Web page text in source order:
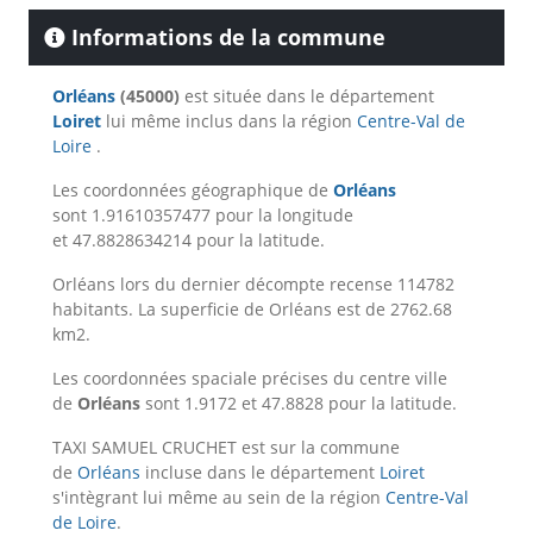
Informations de la commune
Orléans (45000) est située dans le département
Loiret lui même inclus dans la région Centre-Val de
Loire .
Les coordonnées géographique de Orléans
sont 1.91610357477 pour la longitude
et 47.8828634214 pour la latitude.
Orléans lors du dernier décompte recense 114782
habitants. La superficie de Orléans est de 2762.68
km2.
Les coordonnées spaciale précises du centre ville
de Orléans sont 1.9172 et 47.8828 pour la latitude.
TAXI SAMUEL CRUCHET est sur la commune
de Orléans incluse dans le département Loiret
s'intègrant lui même au sein de la région Centre-Val
de Loire.